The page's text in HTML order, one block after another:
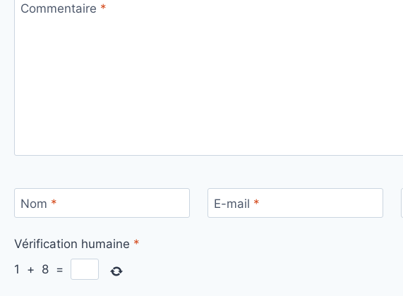
Commentaire *
Nom * E-mail *
Vérification humaine *
1
+ 8 =